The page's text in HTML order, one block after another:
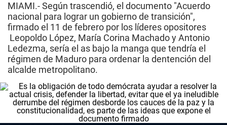
MIAMI.- Según trascendió, el documento "Acuerdo
nacional para lograr un gobierno de transición",
firmado el 11 de febrero por los líderes opositores
Leopoldo López, María Corina Machado y Antonio
Ledezma, sería el as bajo la manga que tendría el
régimen de Maduro para ordenar la dentención del
alcalde metropolitano.